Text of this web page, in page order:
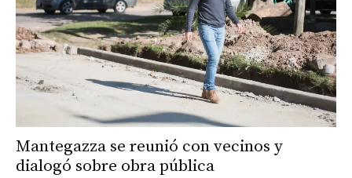
Mantegazza se reunió con vecinos y
dialogó sobre obra pública